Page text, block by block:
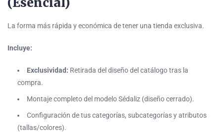
La forma más rápida y económica de tener una tienda exclusiva.
Incluye:
Exclusividad: Retirada del diseño del catálogo tras la
compra.
Montaje completo del modelo Sédaliz (diseño cerrado).
Configuración de tus categorías, subcategorías y atributos
(tallas/colores).